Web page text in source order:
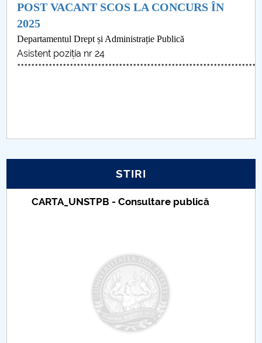
Senat
Facultăți
Studenți
Proiect PRIM STUD
Protecția datelor personale
UNIVERSITATE pentru comunitate
IOSUD/CSUD-Doctorate
POST VACANT SCOS LA CONCURS ÎN
2025
Departamentul Drept și Administrație Publică
Asistent poziția nr 24
STIRI
CARTA_UNSTPB - Consultare publică